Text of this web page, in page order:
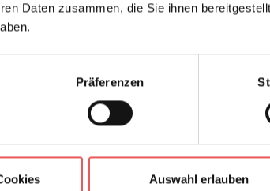
Daten zusammen, die Sie ihnen
Präferenzen
Auswahl erlauben